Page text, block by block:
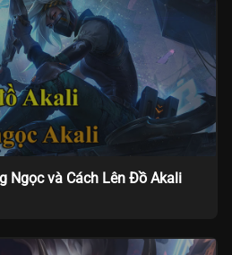
Ngọc và Cách Lên Đồ Akali